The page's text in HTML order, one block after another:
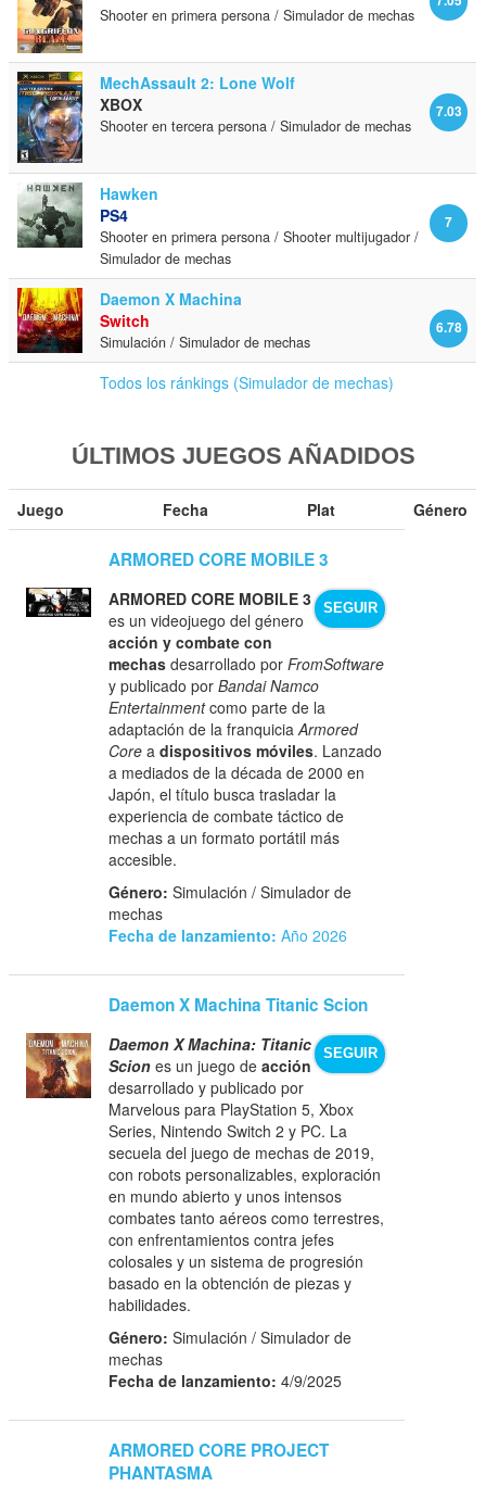
Shooter en primera persona / Simulador de mechas
MechAssault 2: Lone Wolf
7.03
XBOX
Shooter en tercera persona / Simulador de mechas
Hawken
7
PS4
Shooter en primera persona / Shooter multijugador /
Simulador de mechas
Daemon X Machina
6.78
Switch
Simulación / Simulador de mechas
Todos los ránkings (Simulador de mechas)
ÚLTIMOS JUEGOS AÑADIDOS
Juego Fecha Plat Género
ARMORED CORE MOBILE 3
SEGUIR
ARMORED CORE MOBILE 3
es un videojuego del género
acción y combate con
mechas desarrollado porFromSoftware
y publicado porBandai Namco
Entertainmentcomo parte de la
adaptación de la franquiciaArmored
Core adispositivos móviles. Lanzado
a mediados de la década de 2000 en
Japón, el título busca trasladar la
experiencia de combate táctico de
mechas a un formato portátil más
accesible.
Género: Simulación / Simulador de
mechas
Fecha de lanzamiento: Año 2026
Daemon X Machina Titanic Scion
SEGUIR
Daemon X Machina: Titanic
Scion es un juego deacción
desarrollado y publicado por
Marvelous para PlayStation 5, Xbox
Series, Nintendo Switch 2 y PC. La
secuela del juego de mechas de 2019,
con robots personalizables, exploración
en mundo abierto y unos intensos
combates tanto aéreos como terrestres,
con enfrentamientos contra jefes
colosales y un sistema de progresión
basado en la obtención de piezas y
habilidades.
Género: Simulación / Simulador de
mechas
Fecha de lanzamiento: 4/9/2025
ARMORED CORE PROJECT
PHANTASMA